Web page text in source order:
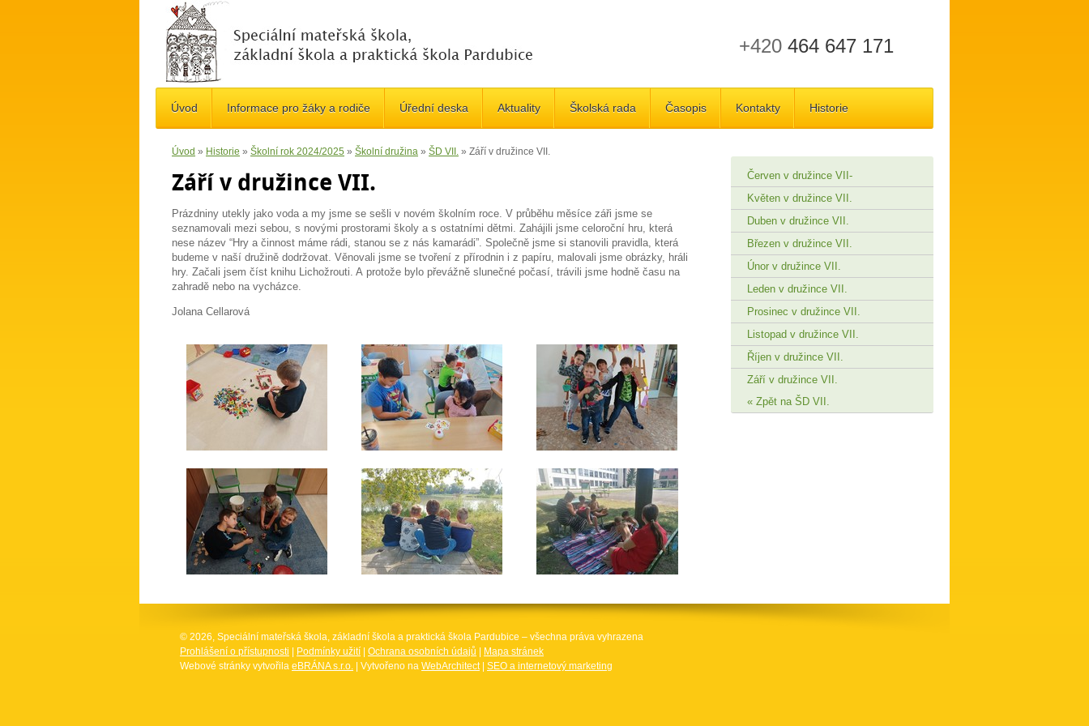
+420 464 647 171
Úvod Informace pro žáky a rodiče Úřední deska Aktuality Školská rada Časopis Kontakty Historie
Úvod » Historie » Školní rok 2024/2025 » Školní družina » ŠD VII. » Září v družince VII.
Září v družince VII.
Prázdniny utekly jako voda a my jsme se sešli v novém školním roce. V průběhu měsíce záři jsme se
seznamovali mezi sebou, s novými prostorami školy a s ostatními dětmi. Zahájili jsme celoroční hru, která
nese název “Hry a činnost máme rádi, stanou se z nás kamarádi”. Společně jsme si stanovili pravidla, která
budeme v naší družině dodržovat. Věnovali jsme se tvoření z přírodnin i z papíru, malovali jsme obrázky, hráli
hry. Začali jsem číst knihu Lichožrouti. A protože bylo převážně slunečné počasí, trávili jsme hodně času na
zahradě nebo na vycházce.
Jolana Cellarová
Červen v družince VII-
Květen v družince VII.
Duben v družince VII.
Březen v družince VII.
Únor v družince VII.
Leden v družince VII.
Prosinec v družince VII.
Listopad v družince VII.
Říjen v družince VII.
Září v družince VII.
Zpět na ŠD VII.
© 2026, Speciální mateřská škola, základní škola a praktická škola Pardubice – všechna práva vyhrazena
Prohlášení o přístupnosti
Podmínky užití Ochrana osobních údajů
Mapa stránek
Webové stránky vytvořila eBRÁNA s.r.o. | Vytvořeno na WebArchitect| SEO a internetový marketing